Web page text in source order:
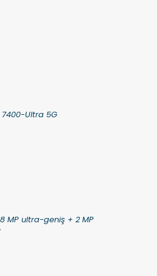
Ultra 5G
MP ultra-geniş + 2 MP